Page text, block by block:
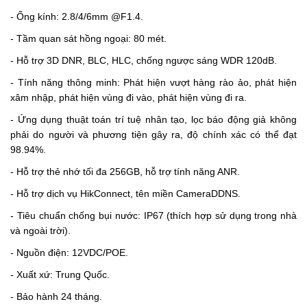
- Ống kính: 2.8/4/6mm @F1.4.
- Tầm quan sát hồng ngoại: 80 mét.
- Hỗ trợ 3D DNR, BLC, HLC, chống ngược sáng WDR 120dB.
- Tính năng thông minh: Phát hiện vượt hàng rào ảo, phát hiện
xâm nhập, phát hiện vùng đi vào, phát hiện vùng đi ra.
- Ứng dụng thuật toán trí tuệ nhân tạo, lọc báo động giả không
phải do người và phương tiện gây ra, độ chính xác có thể đạt
98.94%.
- Hỗ trợ thẻ nhớ tối đa 256GB, hỗ trợ tính năng ANR.
- Hỗ trợ dịch vụ HikConnect, tên miền CameraDDNS.
- Tiêu chuẩn chống bụi nước: IP67 (thích hợp sử dụng trong nhà
và ngoài trời).
- Nguồn điện: 12VDC/POE.
- Xuất xứ: Trung Quốc.
- Bảo hành 24 tháng.